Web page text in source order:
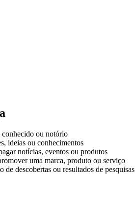
ou notório
ideias ou conhecimentos
notícias, eventos ou produtos
uma marca, produto ou serviço
descobertas ou resultados de pesquisas